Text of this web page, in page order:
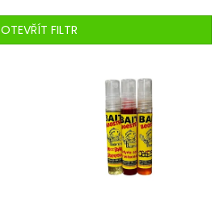
OTEVŘÍT FILTR